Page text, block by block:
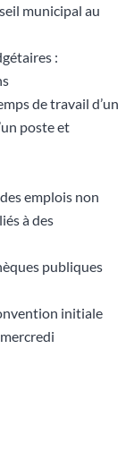
municipal au
:
de travail d’un
poste et
emplois non
à des
publiques
initiale